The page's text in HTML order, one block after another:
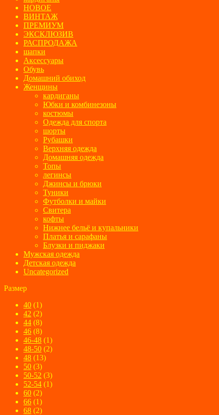
НОВОЕ
ВИНТАЖ
ПРЕМИУМ
ЭКСКЛЮЗИВ
РАСПРОДАЖА
шапки
Аксессуары
Обувь
Домашний обиход
Женщины
кардиганы
Юбки и комбинезоны
костюмы
Одежда для спорта
шорты
Рубашки
Верхняя одежда
Домашняя одежда
Топы
легинсы
Джинсы и брюки
Туники
Футболки и майки
Свитера
кофты
Нижнее бельё и купальники
Платья и сарафаны
Блузки и пиджаки
Мужская одежда
Детская одежда
Uncategorized
Размер
40 (1)
42 (2)
44 (8)
46 (8)
46-48 (1)
48-50 (2)
48 (13)
50 (3)
50-52 (3)
52-54 (1)
60 (2)
66 (1)
68 (2)